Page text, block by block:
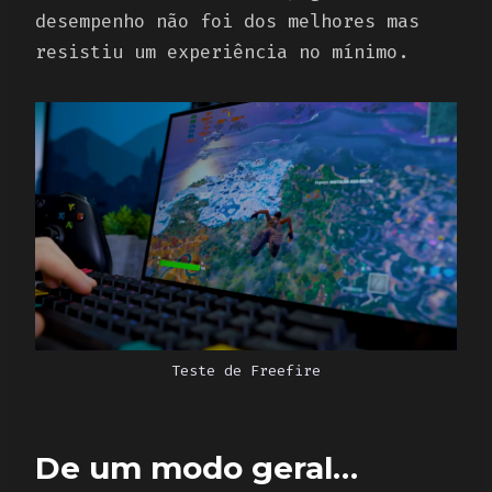
desempenho não foi dos melhores mas
resistiu um experiência no mínimo.
Teste de Freefire
De um modo geral…